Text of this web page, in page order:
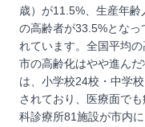
歳）が11.5%、生産年
の高齢者が33.5%とな
れています。全国平均
市の高齢化はやや進ん
は、小学校24校・中学
されており、医療面で
科診療所81施設が市内